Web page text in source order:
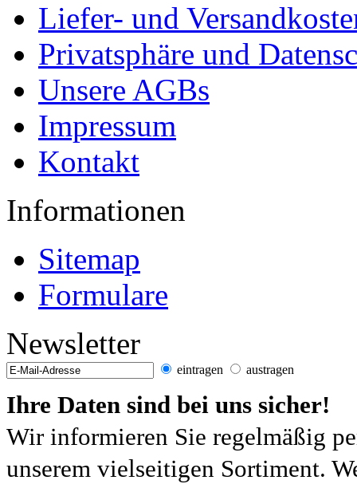
Liefer- und
Privatsphäre und
Unsere AGBs
Impressum
Kontakt
Informationen
Sitemap
Formulare
Newsletter
eintragen austragen
Ihre Daten sind bei uns sicher!
Wir informieren Sie regelmäßig
unserem vielseitigen Sortiment.